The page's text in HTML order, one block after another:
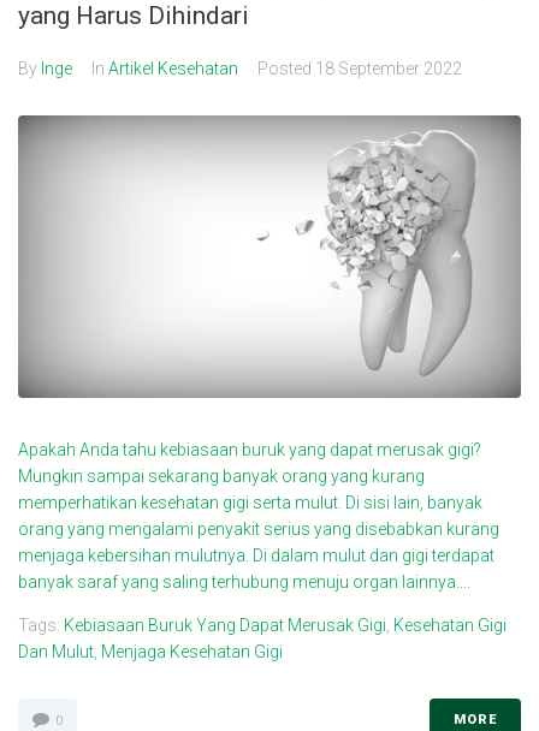
yang Harus Dihindari
By Inge In Artikel Kesehatan Posted 18 September 2022
Apakah Anda tahu kebiasaan buruk yang dapat merusak gigi?
Mungkin sampai sekarang banyak orang yang kurang
memperhatikan kesehatan gigi serta mulut. Di sisi lain, banyak
orang yang mengalami penyakit serius yang disebabkan kurang
menjaga kebersihan mulutnya. Di dalam mulut dan gigi terdapat
banyak saraf yang saling terhubung menuju organ lainnya....
Tags: Kebiasaan Buruk Yang Dapat Merusak Gigi, Kesehatan Gigi
Dan Mulut, Menjaga Kesehatan Gigi
0 MORE